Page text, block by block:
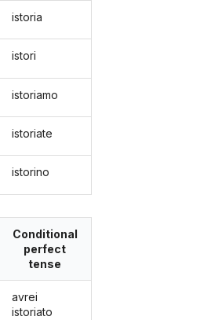
istoria
istori
istoriamo
istoriate
istorino
Conditional
perfect
tense
avrei
istoriato